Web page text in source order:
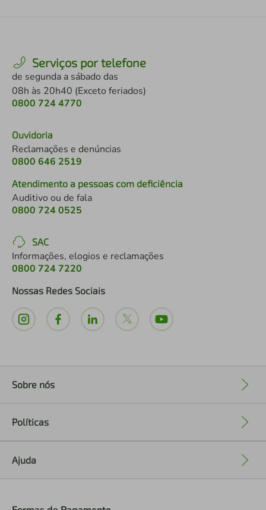
Serviços por telefone
de segunda a sábado das
08h às 20h40 (Exceto feriados)
0800 724 4770
Ouvidoria
Reclamações e denúncias
0800 646 2519
Atendimento a pessoas com deficiência
Auditivo ou de fala
0800 724 0525
SAC
Informações, elogios e reclamações
0800 724 7220
Nossas Redes Sociais
Sobre nós
Políticas
Ajuda